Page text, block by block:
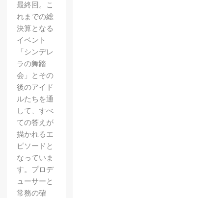
最終回。こ
れまでの総
決算となる
イベント
「シンデレ
ラの舞踏
会」とその
後のアイド
ルたちを通
して、すべ
ての答えが
描かれるエ
ピソードと
なっていま
す。プロデ
ューサーと
常務の確